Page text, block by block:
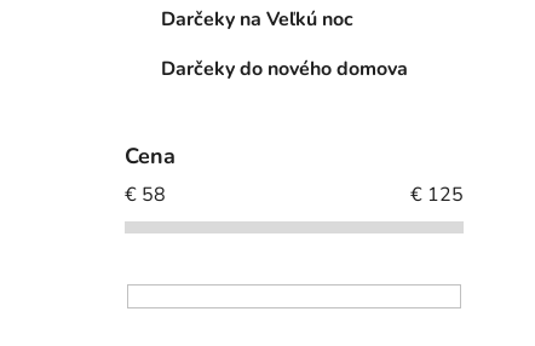
Darčeky na Veľkú noc
Darčeky do nového domova
Cena
€ 58 € 125